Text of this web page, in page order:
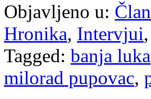
Objavljeno u:
Hronika, Intervjui,
Tagged: banja luka
milorad pupovac,